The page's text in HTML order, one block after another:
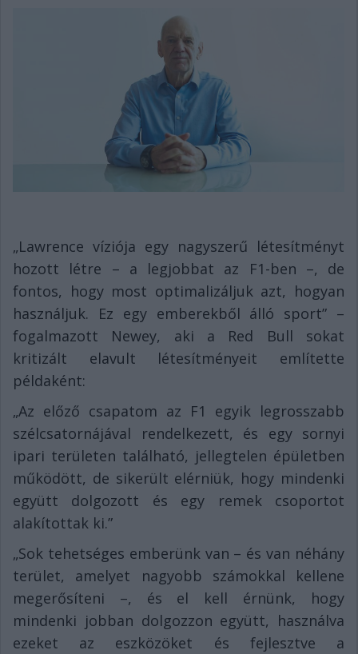
„Lawrence víziója egy nagyszerű létesítményt
hozott létre – a legjobbat az F1-ben –, de
fontos, hogy most optimalizáljuk azt, hogyan
használjuk. Ez egy emberekből álló sport” –
fogalmazott Newey, aki a Red Bull sokat
kritizált elavult létesítményeit említette
példaként:
„Az előző csapatom az F1 egyik legrosszabb
szélcsatornájával rendelkezett, és egy sornyi
ipari területen található, jellegtelen épületben
működött, de sikerült elérniük, hogy mindenki
együtt dolgozott és egy remek csoportot
alakítottak ki.”
„Sok tehetséges emberünk van – és van néhány
terület, amelyet nagyobb számokkal kellene
megerősíteni –, és el kell érnünk, hogy
mindenki jobban dolgozzon együtt, használva
ezeket az eszközöket és fejlesztve a